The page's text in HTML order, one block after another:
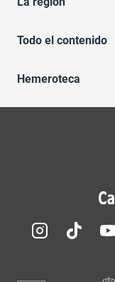
Todo el contenido
Hemeroteca
Redes